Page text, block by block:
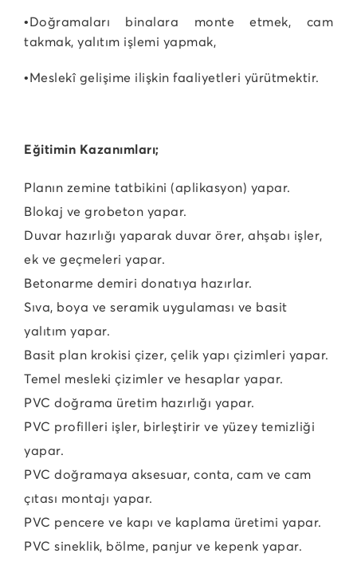
•Doğramaları binalara monte etmek, cam
takmak, yalıtım işlemi yapmak,
•Meslekî gelişime ilişkin faaliyetleri yürütmektir.
Eğitimin Kazanımları;
Planın zemine tatbikini (aplikasyon) yapar.
Blokaj ve grobeton yapar.
Duvar hazırlığı yaparak duvar örer, ahşabı işler,
ek ve geçmeleri yapar.
Betonarme demiri donatıya hazırlar.
Sıva, boya ve seramik uygulaması ve basit
yalıtım yapar.
Basit plan krokisi çizer, çelik yapı çizimleri yapar.
Temel mesleki çizimler ve hesaplar yapar.
PVC doğrama üretim hazırlığı yapar.
PVC profilleri işler, birleştirir ve yüzey temizliği
yapar.
PVC doğramaya aksesuar, conta, cam ve cam
çıtası montajı yapar.
PVC pencere ve kapı ve kaplama üretimi yapar.
PVC sineklik, bölme, panjur ve kepenk yapar.